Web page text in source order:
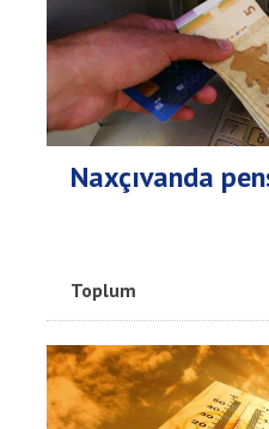
Naxçıvanda
Toplum